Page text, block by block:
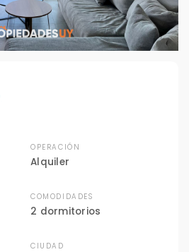
OPERACIÓN
Alquiler
COMODIDADES
2 dormitorios
CIUDAD